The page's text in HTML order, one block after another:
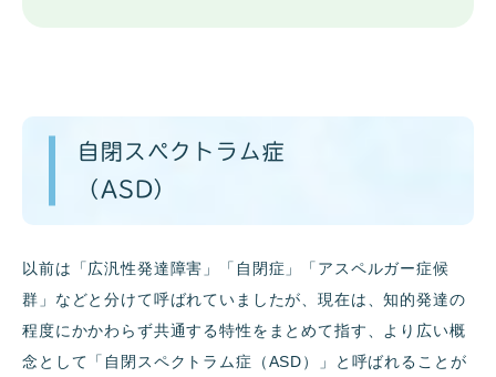
自閉スペクトラム症
（ASD）
以前は「広汎性発達障害」「自閉症」「アスペルガー症候
群」などと分けて呼ばれていましたが、現在は、知的発達の
程度にかかわらず共通する特性をまとめて指す、より広い概
念として「自閉スペクトラム症（ASD）」と呼ばれることが